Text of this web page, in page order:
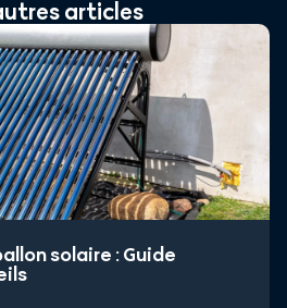
articles
solaire : Guide